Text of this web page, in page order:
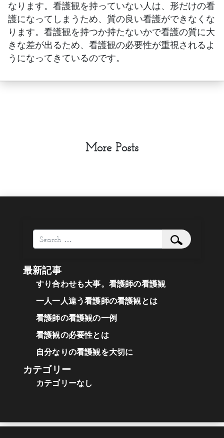
なります。看護観を持っていない人は、形だけの看
護になってしまうため、質の良い看護ができなくな
ります。看護観を持つか持たないかで看護の質に大
きな差が出るため、看護観の必要性が重視されるよ
うになってきているのです。
More Posts
Search
最新記事
すり合わせも大事。看護師の看護観
一人一人違う看護師の看護観とは
看護師の看護観の一例
看護観の必要性とは
自分なりの看護観を大切に
カテゴリー
カテゴリーなし